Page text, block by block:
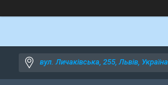
вул. Личаківська, 255, Львів, Україна